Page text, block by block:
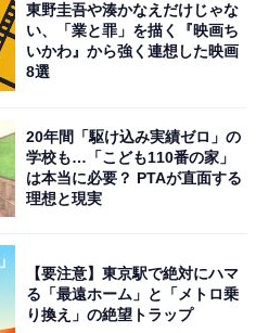
で見る
東野圭吾や湊かなえだけじゃな
い、「業と罪」を描く『映画ち
いかわ』から強く連想した映画
8選
20年間「駆け込み実績ゼロ」の
学校も…「こども110番の家」
は本当に必要？ PTAが直面する
理想と現実
【要注意】東京駅で絶対にハマ
る「最遠ホーム」と「メトロ乗
り換え」の絶望トラップ